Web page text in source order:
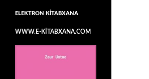
ELEKTRON KİTABXANA
WWW.E-KİTABXANA.COM